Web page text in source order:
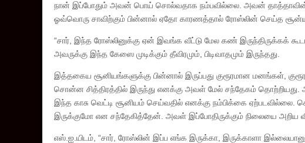
நான் இப்போதும் அவன் பொய் சொல்வதாக நம்பவில்லை. அவன்
ஓவ்வொரு சாவிற்கும் பின்னால் ஏதோ காரணத்தால் ரோஸ்லின் செய்த
“சார், இந்த ரோஸ்லினுக்கு ஏன் இவங்க வீட்டு மேல கண் இருந்திருக்கக்
அவருக்கு இந்த கேஸை முடிக்கும் தீவிரமும், பிடிவாதமும் இருந்தது.
இத்தகைய சூனியங்களுக்கு பின்னால் இருப்பது குரூரமான மனங்கள்,
சொன்ன சித்திரத்தில் இருந்து எனக்கு அவள் மேல் சந்தேகம்
இந்த காசு வெட்டி சூனியம் செய்வதில் எனக்கு நம்பிக்கை ஏற்படவில்லை.
இருக்குமோ என சந்தேகித்தேன். அவள் இப்போதிருக்கும் நிலையை அறிய
எஸ்.ஐ.யிடம், “சார், ரோஸ்லின் இப்ப எங்க இருக்கா, இருக்காளா